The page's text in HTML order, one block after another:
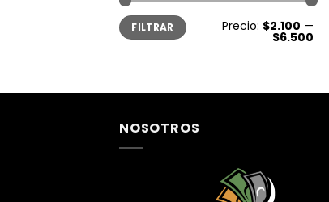
Precio
mínimo
Precio
máximo
FILTRAR Precio: $2.100 —
$6.500
NOSOTROS